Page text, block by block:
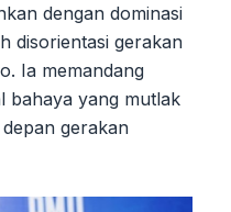
dengan dominasi
disorientasi gerakan
Ia memandang
bahaya yang mutlak
gerakan